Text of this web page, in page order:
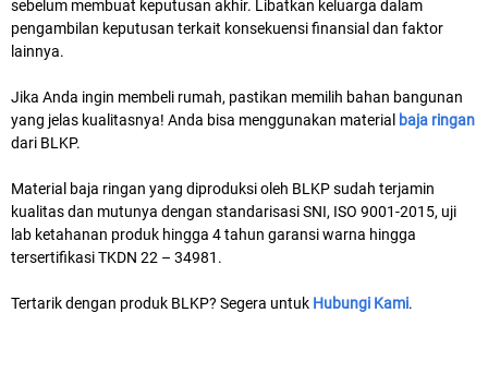
sebelum membuat keputusan akhir. Libatkan keluarga dalam
pengambilan keputusan terkait konsekuensi finansial dan faktor
lainnya.
Jika Anda ingin membeli rumah, pastikan memilih bahan bangunan
yang jelas kualitasnya! Anda bisa menggunakan material baja ringan
dari BLKP.
Material baja ringan yang diproduksi oleh BLKP sudah terjamin
kualitas dan mutunya dengan standarisasi SNI, ISO 9001-2015, uji
lab ketahanan produk hingga 4 tahun garansi warna hingga
tersertifikasi TKDN 22 – 34981.
Tertarik dengan produk BLKP? Segera untuk Hubungi Kami.